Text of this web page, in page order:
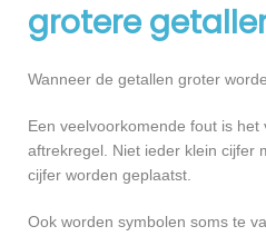
grotere
Wanneer de getallen groter
Een veelvoorkomende fout is
aftrekregel. Niet ieder klein cijfer
cijfer worden geplaatst.
Ook worden symbolen soms te